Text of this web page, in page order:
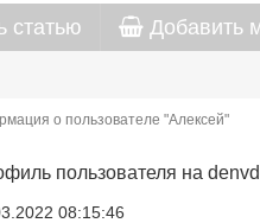
статью Добавить
о пользователе "Алексей"
пользователя на
08:15:46